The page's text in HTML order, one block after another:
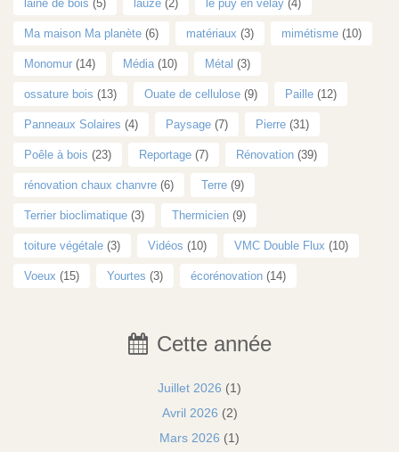
laine de bois (5) lauze (2) le puy en velay (4)
Ma maison Ma planète (6) matériaux (3) mimétisme (10)
Monomur (14) Média (10) Métal (3)
ossature bois (13) Ouate de cellulose (9) Paille (12)
Panneaux Solaires (4) Paysage (7) Pierre (31)
Poêle à bois (23) Reportage (7) Rénovation (39)
rénovation chaux chanvre (6) Terre (9)
Terrier bioclimatique (3) Thermicien (9)
toiture végétale (3) Vidéos (10) VMC Double Flux (10)
Voeux (15) Yourtes (3) écorénovation (14)
Cette année
Juillet 2026 (1)
Avril 2026 (2)
Mars 2026 (1)